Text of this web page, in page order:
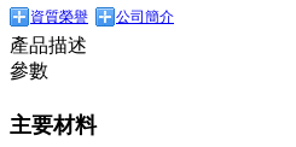
資質榮譽 公司簡介
產品描述
參數
主要材料